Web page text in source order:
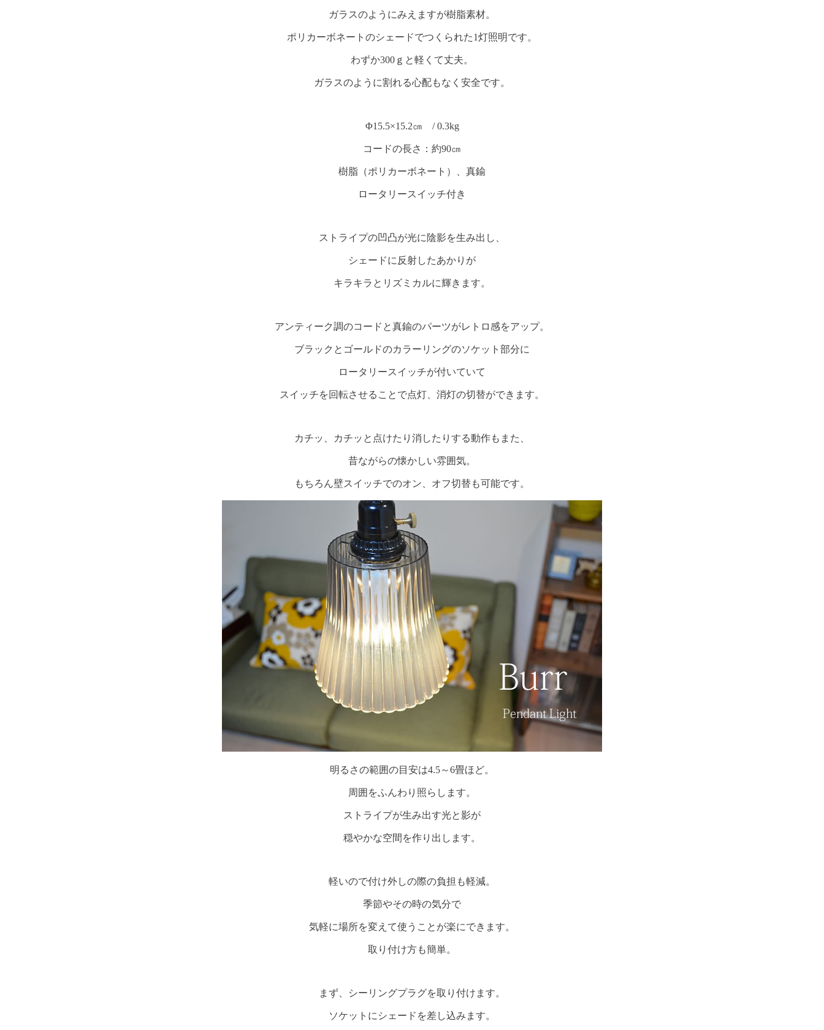
ガラスのようにみえますが樹脂素材。
ポリカーボネートのシェードでつくられた1灯照明です。
わずか300ｇと軽くて丈夫。
ガラスのように割れる心配もなく安全です。
Φ15.5×15.2㎝ / 0.3kg
コードの長さ：約90㎝
樹脂（ポリカーボネート）、真鍮
ロータリースイッチ付き
ストライプの凹凸が光に陰影を生み出し、
シェードに反射したあかりが
キラキラとリズミカルに輝きます。
アンティーク調のコードと真鍮のパーツがレトロ感をアップ。
ブラックとゴールドのカラーリングのソケット部分に
ロータリースイッチが付いていて
スイッチを回転させることで点灯、消灯の切替ができます。
カチッ、カチッと点けたり消したりする動作もまた、
昔ながらの懐かしい雰囲気。
もちろん壁スイッチでのオン、オフ切替も可能です。
明るさの範囲の目安は4.5～6畳ほど。
周囲をふんわり照らします。
ストライプが生み出す光と影が
穏やかな空間を作り出します。
軽いので付け外しの際の負担も軽減。
季節やその時の気分で
気軽に場所を変えて使うことが楽にできます。
取り付け方も簡単。
まず、シーリングプラグを取り付けます。
ソケットにシェードを差し込みます。